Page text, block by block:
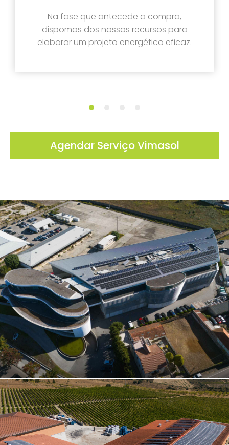
Na fase que antecede a compra,
dispomos dos nossos recursos para
elaborar um projeto energético eficaz.
Agendar Serviço Vimasol